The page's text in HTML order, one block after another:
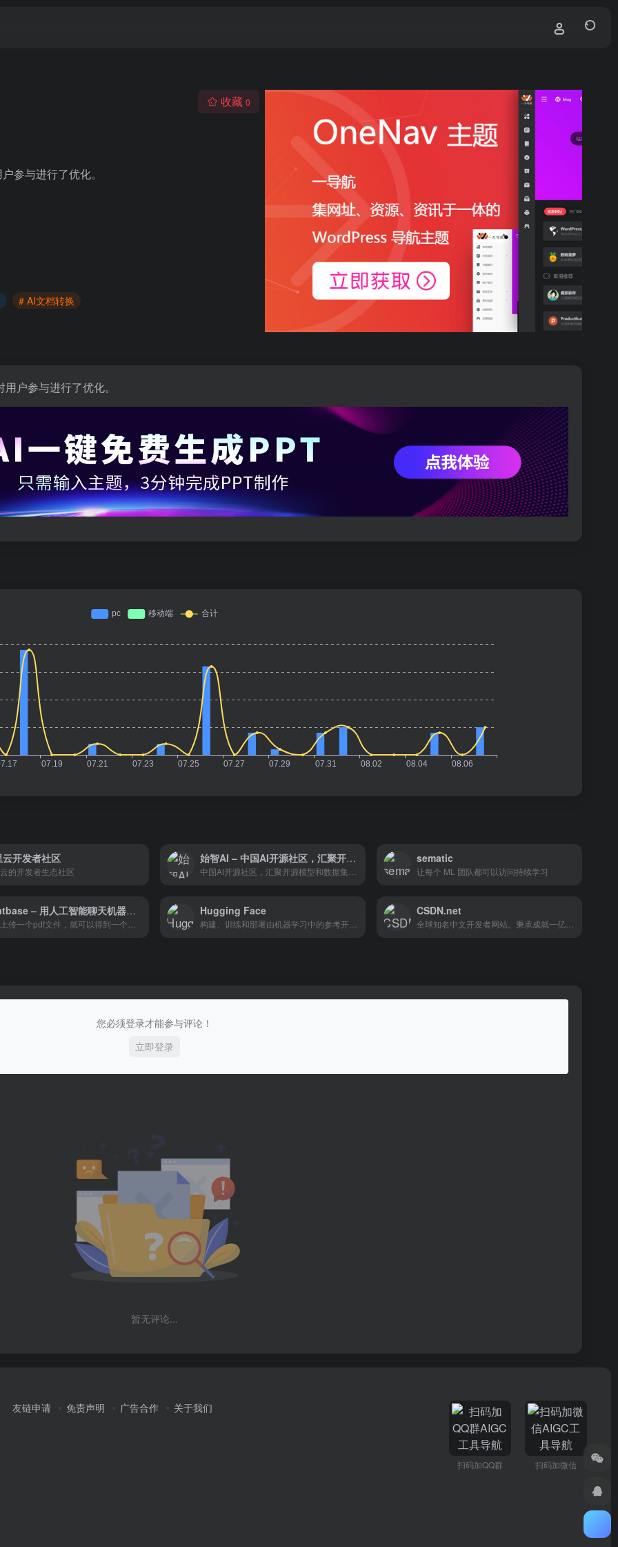
收藏 0
参与进行了优化。
# AI文档转换
户参与进行了优化。
云开发者社区
的开发者生态社区
始智AI – 中国AI开源社区，汇聚开源模型和数据集等资源
中国AI开源社区，汇聚开源模型和数据集等资源，让AI资源更方便获取。
sematic
让每个 ML 团队都可以访问持续学习
Chatbase – 用人工智能聊天机器人来训练你的数据
只要上传一个pdf文件，就可以得到一个基于GPT的聊天机器人的链接，它可以回答上面的任何问题。
Hugging Face
构建、训练和部署由机器学习中的参考开源支持的最先进模型。
CSDN.net
全球知名中文开发者网站。秉承成就一亿技术人的使命，为IT技术人成长及科技企业发展，提供开发者生态的全方位服务。
您必须登录才能参与评论！
立即登录
暂无评论...
友链申请 免责声明 广告合作 关于我们
扫码加QQ群 扫码加微信